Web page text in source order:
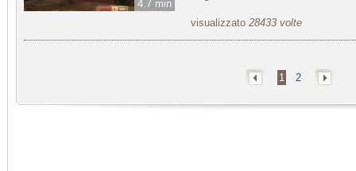
4.7 min
visualizzato 28433 volte
1 2